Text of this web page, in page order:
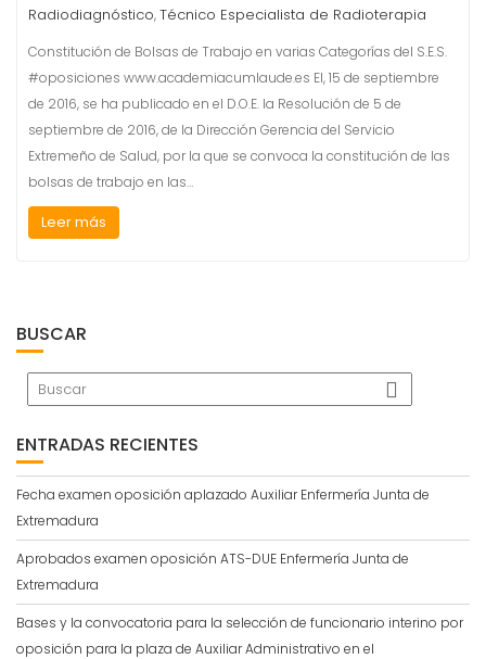
Radiodiagnóstico,Técnico Especialista de Radioterapia
Constitución de Bolsas de Trabajo en varias Categorías del S.E.S.
#oposiciones www.academiacumlaude.es El, 15 de septiembre
de 2016, se ha publicado en el D.O.E. la Resolución de 5 de
septiembre de 2016, de la Dirección Gerencia del Servicio
Extremeño de Salud, por la que se convoca la constitución de las
bolsas de trabajo en las…
Leer más
BUSCAR
ENTRADAS RECIENTES
Fecha examen oposición aplazado Auxiliar Enfermería Junta de
Extremadura
Aprobados examen oposición ATS-DUE Enfermería Junta de
Extremadura
Bases y la convocatoria para la selección de funcionario interino por
oposición para la plaza de Auxiliar Administrativo en el